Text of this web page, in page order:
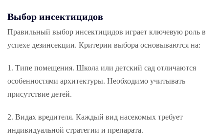
Выбор инсектицидов
Правильный выбор инсектицидов играет ключевую роль в
успехе дезинсекции. Критерии выбора основываются на:
Типе помещения. Школа или детский сад отличаются
особенностями архитектуры. Необходимо учитывать
присутствие детей.
Видах вредителя. Каждый вид насекомых требует
индивидуальной стратегии и препарата.